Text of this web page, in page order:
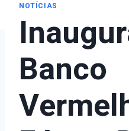
NOTÍCIAS
Banco